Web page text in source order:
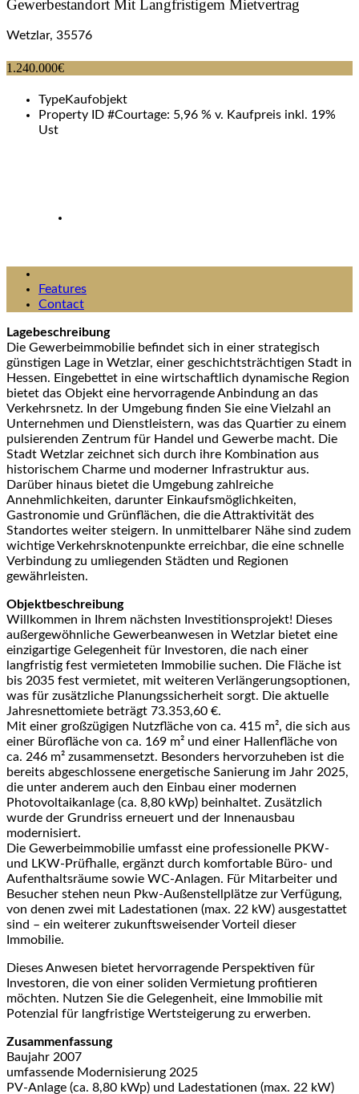
Gewerbestandort Mit Langfristigem Mietvertrag
Wetzlar, 35576
1.240.000€
TypeKaufobjekt
Property ID #Courtage: 5,96 % v. Kaufpreis inkl. 19%
Ust
Features
Contact
Lagebeschreibung
Die Gewerbeimmobilie befindet sich in einer strategisch
günstigen Lage in Wetzlar, einer geschichtsträchtigen Stadt in
Hessen. Eingebettet in eine wirtschaftlich dynamische Region
bietet das Objekt eine hervorragende Anbindung an das
Verkehrsnetz. In der Umgebung finden Sie eine Vielzahl an
Unternehmen und Dienstleistern, was das Quartier zu einem
pulsierenden Zentrum für Handel und Gewerbe macht. Die
Stadt Wetzlar zeichnet sich durch ihre Kombination aus
historischem Charme und moderner Infrastruktur aus.
Darüber hinaus bietet die Umgebung zahlreiche
Annehmlichkeiten, darunter Einkaufsmöglichkeiten,
Gastronomie und Grünflächen, die die Attraktivität des
Standortes weiter steigern. In unmittelbarer Nähe sind zudem
wichtige Verkehrsknotenpunkte erreichbar, die eine schnelle
Verbindung zu umliegenden Städten und Regionen
gewährleisten.
Objektbeschreibung
Willkommen in Ihrem nächsten Investitionsprojekt! Dieses
außergewöhnliche Gewerbeanwesen in Wetzlar bietet eine
einzigartige Gelegenheit für Investoren, die nach einer
langfristig fest vermieteten Immobilie suchen. Die Fläche ist
bis 2035 fest vermietet, mit weiteren Verlängerungsoptionen,
was für zusätzliche Planungssicherheit sorgt. Die aktuelle
Jahresnettomiete beträgt 73.353,60 €.
Mit einer großzügigen Nutzfläche von ca. 415 m², die sich aus
einer Bürofläche von ca. 169 m² und einer Hallenfläche von
ca. 246 m² zusammensetzt. Besonders hervorzuheben ist die
bereits abgeschlossene energetische Sanierung im Jahr 2025,
die unter anderem auch den Einbau einer modernen
Photovoltaikanlage (ca. 8,80 kWp) beinhaltet. Zusätzlich
wurde der Grundriss erneuert und der Innenausbau
modernisiert.
Die Gewerbeimmobilie umfasst eine professionelle PKW-
und LKW-Prüfhalle, ergänzt durch komfortable Büro- und
Aufenthaltsräume sowie WC-Anlagen. Für Mitarbeiter und
Besucher stehen neun Pkw-Außenstellplätze zur Verfügung,
von denen zwei mit Ladestationen (max. 22 kW) ausgestattet
sind – ein weiterer zukunftsweisender Vorteil dieser
Immobilie.
Dieses Anwesen bietet hervorragende Perspektiven für
Investoren, die von einer soliden Vermietung profitieren
möchten. Nutzen Sie die Gelegenheit, eine Immobilie mit
Potenzial für langfristige Wertsteigerung zu erwerben.
Zusammenfassung
Baujahr 2007
umfassende Modernisierung 2025
PV-Anlage (ca. 8,80 kWp) und Ladestationen (max. 22 kW)